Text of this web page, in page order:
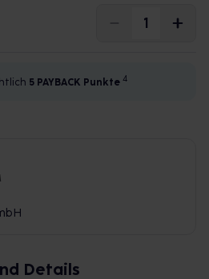
5 PAYBACK Punkte 4
Details